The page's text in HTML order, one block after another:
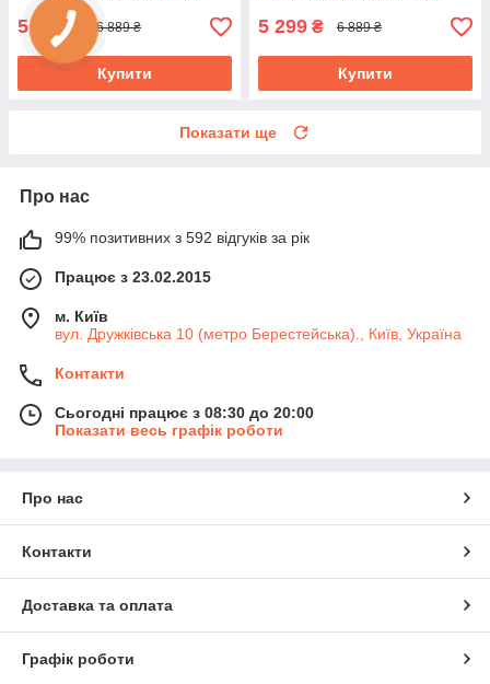
5 299₴ 6 889 ₴
Купити
5 299 ₴ 6 889 ₴
Купити
Показати ще
Про нас
99% позитивних з 592 відгуків за рік
Працює з 23.02.2015
м. Київ
вул. Дружківська 10 (метро Берестейська)., Київ, Україна
Контакти
Сьогодні працює з 08:30 до 20:00
Показати весь графік роботи
Про нас
Контакти
Доставка та оплата
Графік роботи